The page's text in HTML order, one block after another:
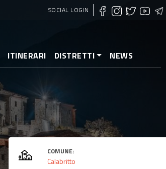
SOCIAL LOGIN
ITINERARI DISTRETTI NEWS
COMUNE:
Calabritto